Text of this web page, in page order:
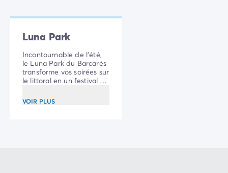
Luna Park
Incontournable de l'été,
le Luna Park du Barcarès
transforme vos soirées sur
le littoral en un festival de
gourmandises et de
sensations fortes pour
VOIR PLUS